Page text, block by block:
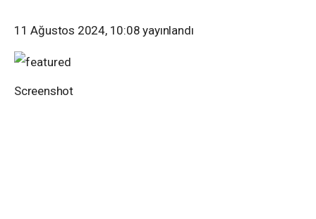
11 Ağustos 2024, 10:08 yayınlandı
Screenshot